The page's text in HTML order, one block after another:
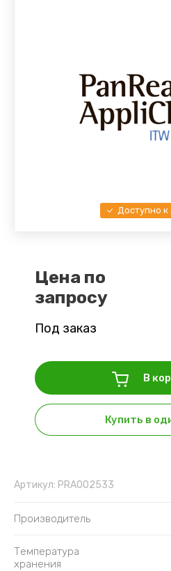
Доступно к
Цена по
запросу
Под заказ
В
Купить в
Артикул: PRA002533
Производитель
Температура
хранения